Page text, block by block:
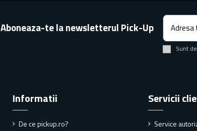
Aboneaza-te la newsletterul Pick-Up
Sunt
Informatii
De ce pickup.ro?
Servicii
Service